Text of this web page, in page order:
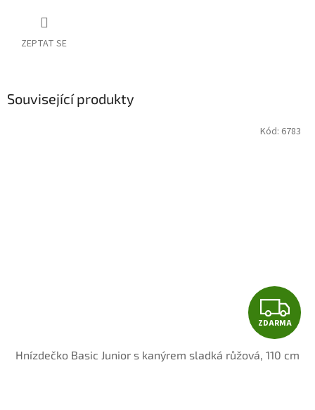
ZEPTAT SE
Související produkty
Z
D
A
ZDARMA
Hnízdečko Basic Junior s kanýrem sladká růžová, 110 cm
Kód: 6783